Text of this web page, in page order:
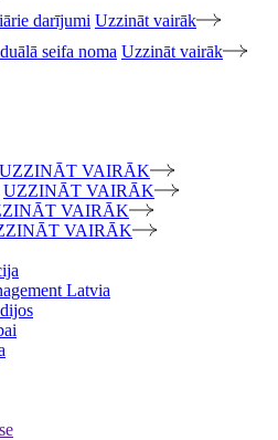
darījumi Uzzināt vairāk
seifa noma Uzzināt vairāk
UZZINĀT VAIRĀK
UZZINĀT VAIRĀK
VAIRĀK
VAIRĀK
Latvia